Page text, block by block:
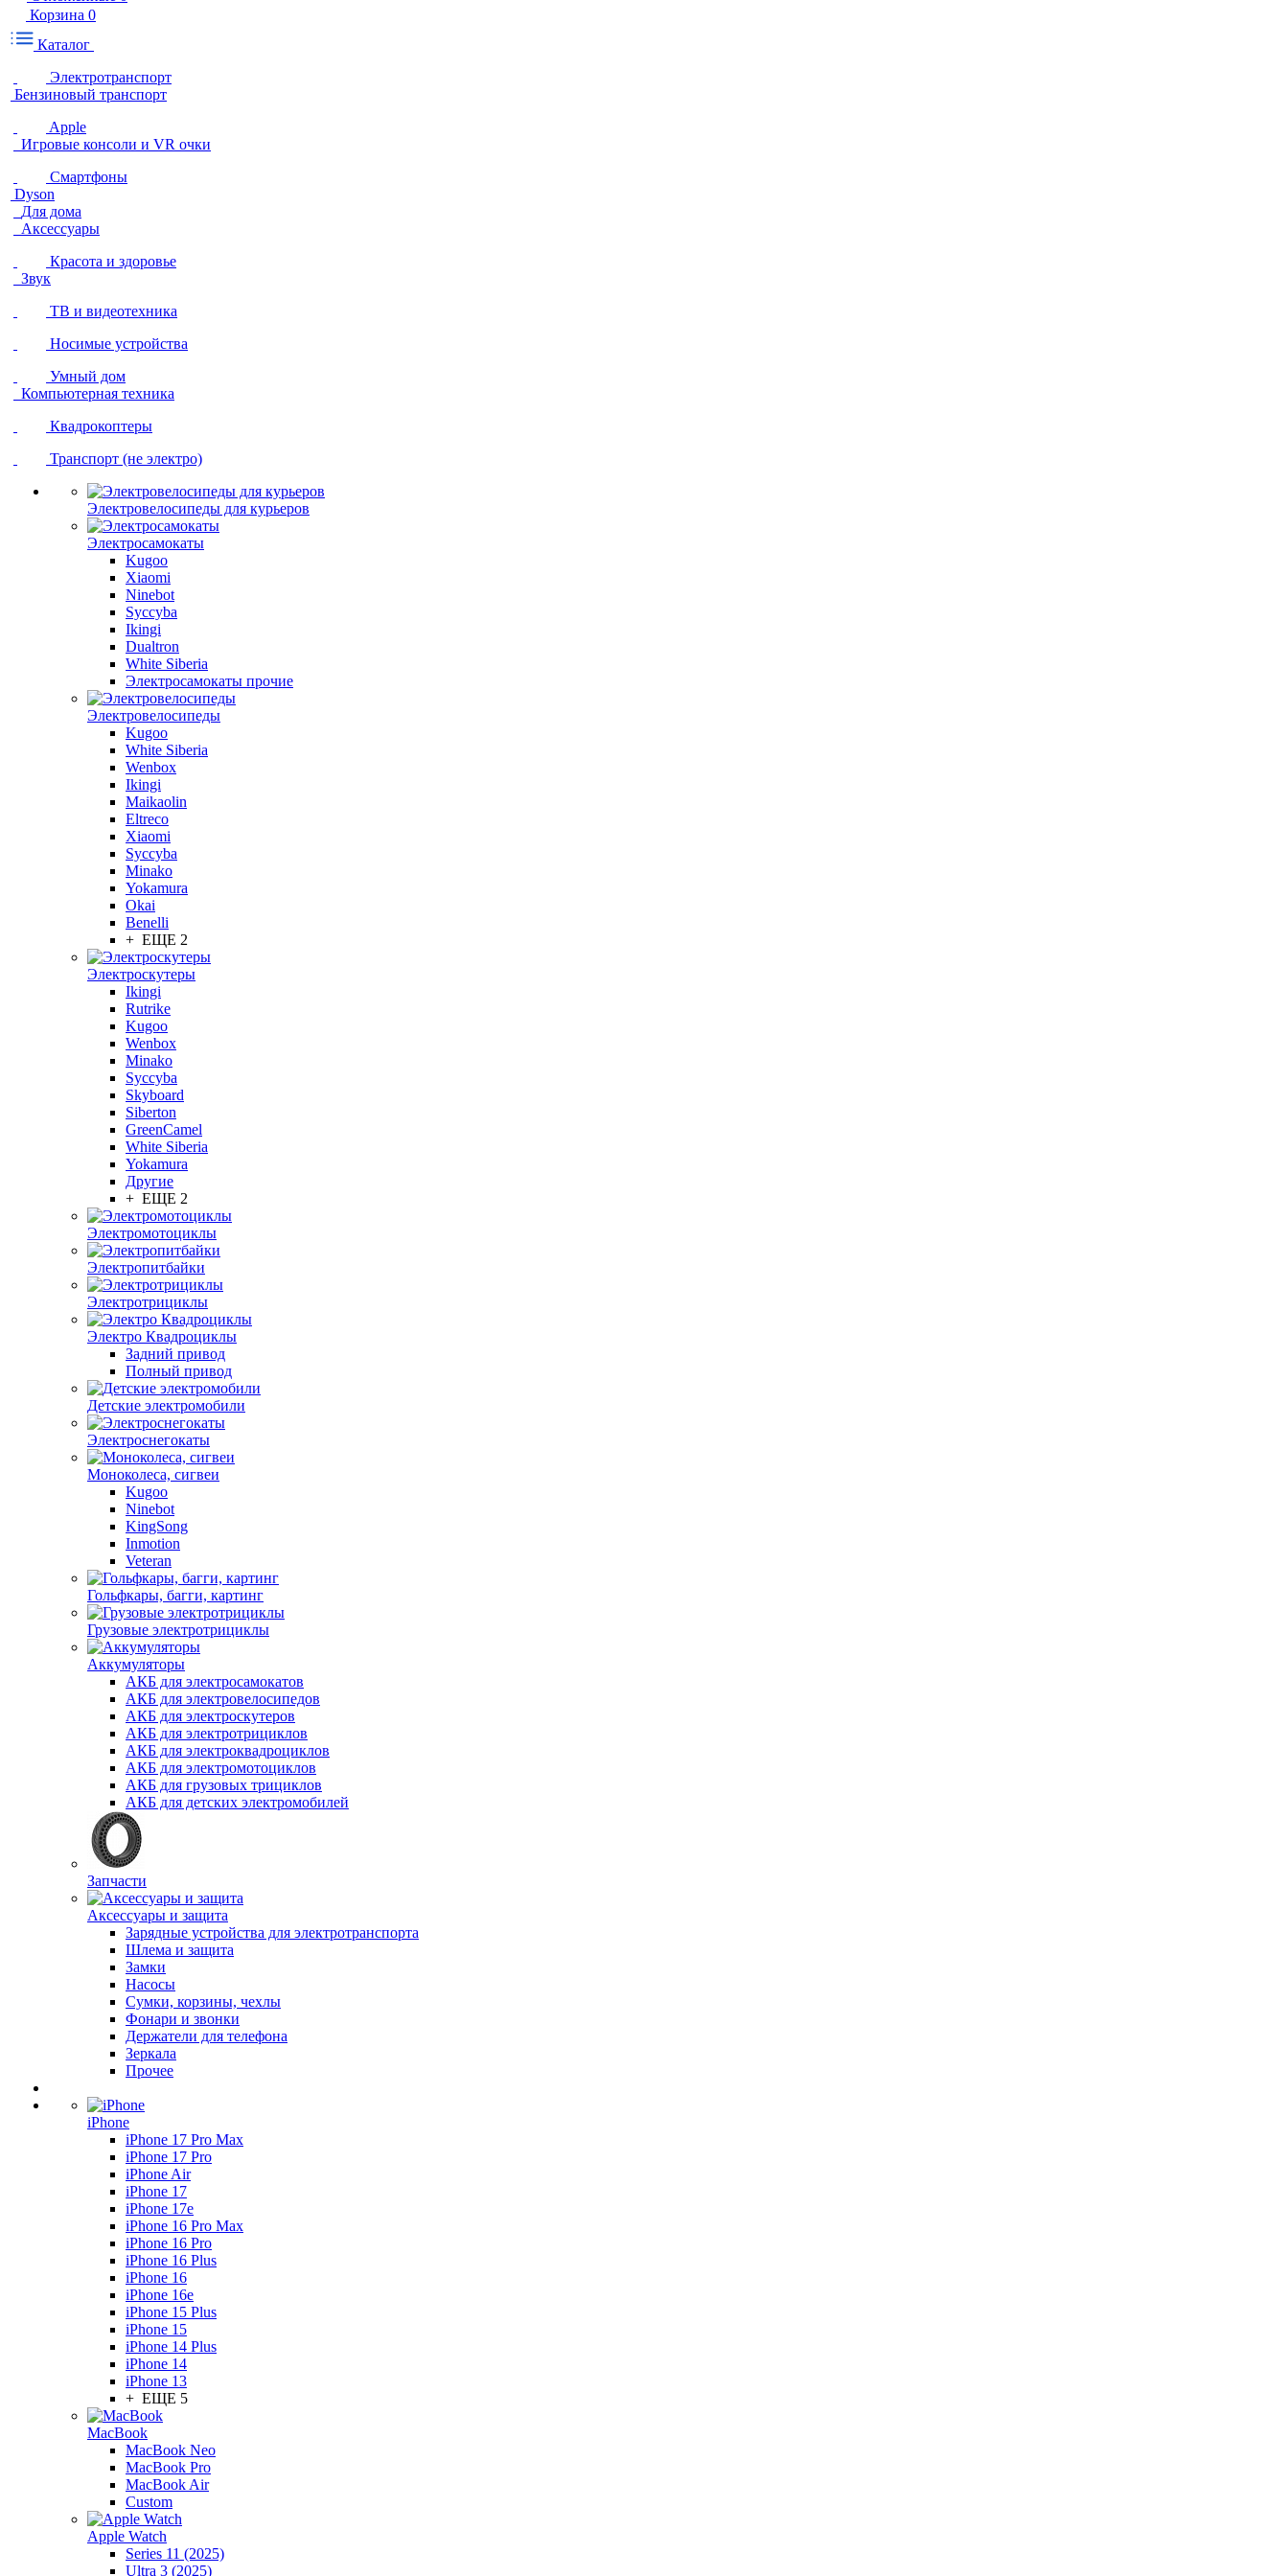
Корзина 0
Каталог
Электротранспорт
Бензиновый транспорт
Apple
Игровые консоли и VR очки
Смартфоны
Dyson
Для дома
Аксессуары
Красота и здоровье
Звук
ТВ и видеотехника
Носимые устройства
Умный дом
Компьютерная техника
Квадрокоптеры
Транспорт (не электро)
Электровелосипеды для курьеров
Электросамокаты
Kugoo
Xiaomi
Ninebot
Syccyba
Ikingi
Dualtron
White Siberia
Электросамокаты прочие
Электровелосипеды
Kugoo
White Siberia
Wenbox
Ikingi
Maikaolin
Eltreco
Xiaomi
Syccyba
Minako
Yokamura
Okai
Benelli
+ ЕЩЕ 2
Электроскутеры
Ikingi
Rutrike
Kugoo
Wenbox
Minako
Syccyba
Skyboard
Siberton
GreenCamel
White Siberia
Yokamura
Другие
+ ЕЩЕ 2
Электромотоциклы
Электропитбайки
Электротрициклы
Электро Квадроциклы
Задний привод
Полный привод
Детские электромобили
Электроснегокаты
Моноколеса, сигвеи
Kugoo
Ninebot
KingSong
Inmotion
Veteran
Гольфкары, багги, картинг
Грузовые электротрициклы
Аккумуляторы
АКБ для электросамокатов
АКБ для электровелосипедов
АКБ для электроскутеров
АКБ для электротрициклов
АКБ для электроквадроциклов
АКБ для электромотоциклов
АКБ для грузовых трициклов
АКБ для детских электромобилей
Запчасти
Аксессуары и защита
Зарядные устройства для электротранспорта
Шлема и защита
Замки
Насосы
Сумки, корзины, чехлы
Фонари и звонки
Держатели для телефона
Зеркала
Прочее
iPhone
iPhone 17 Pro Max
iPhone 17 Pro
iPhone Air
iPhone 17
iPhone 17e
iPhone 16 Pro Max
iPhone 16 Pro
iPhone 16 Plus
iPhone 16
iPhone 16e
iPhone 15 Plus
iPhone 15
iPhone 14 Plus
iPhone 14
iPhone 13
+ ЕЩЕ 5
MacBook
MacBook Neo
MacBook Pro
MacBook Air
Custom
Apple Watch
Series 11 (2025)
Ultra 3 (2025)